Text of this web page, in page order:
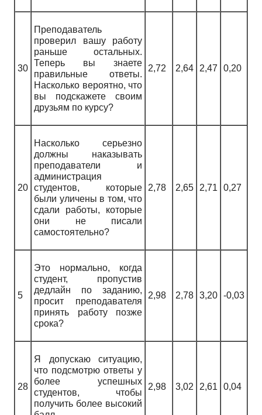
30
Преподаватель
проверил вашу работу
раньше остальных.
Теперь вы знаете
правильные ответы.
Насколько вероятно, что
вы подскажете своим
друзьям по курсу?
2,72 2,64 2,47 0,20
20
Насколько серьезно
должны наказывать
преподаватели и
администрация
студентов, которые
были уличены в том, что
сдали работы, которые
они не писали
самостоятельно?
2,78 2,65 2,71 0,27
5
Это нормально, когда
студент, пропустив
дедлайн по заданию,
просит преподавателя
принять работу позже
срока?
2,98 2,78 3,20 -0,03
28
Я допускаю ситуацию,
что подсмотрю ответы у
более успешных
студентов, чтобы
получить более высокий
2,98 3,02 2,61 0,04